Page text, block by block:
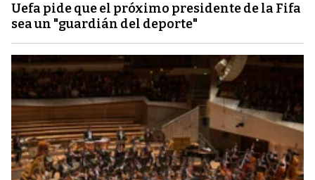
Uefa pide que el próximo presidente de la Fifa
sea un "guardián del deporte"